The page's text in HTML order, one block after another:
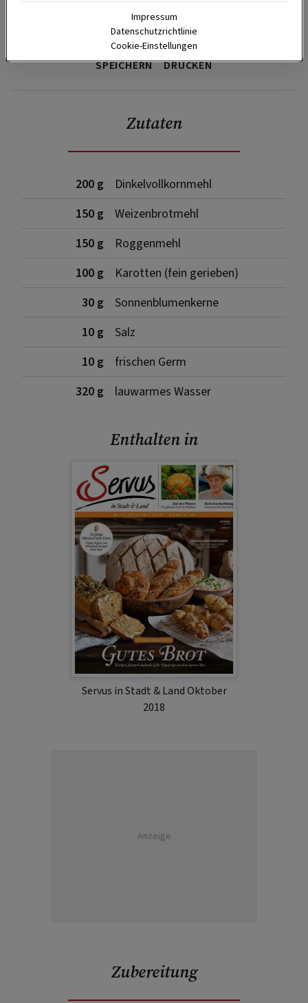
SPEICHERN DRUCKEN
Zutaten
200 g
Dinkelvollkornmehl
150 g
Weizenbrotmehl
150 g
Roggenmehl
100 g
Karotten (fein gerieben)
30 g
Sonnenblumenkerne
10 g
Salz
10 g
frischen Germ
320 g
lauwarmes Wasser
Enthalten in
Servus in Stadt & Land Oktober
2018
Anzeige
Zubereitung
Impressum
Datenschutzrichtlinie
Cookie-Einstellungen